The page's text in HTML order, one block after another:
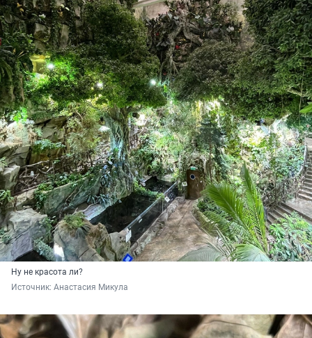
Ну не красота ли?
Источник: Анастасия Микула